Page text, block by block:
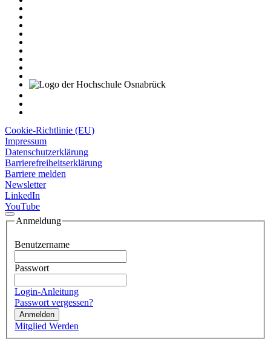
Cookie-Richtlinie (EU)
Impressum
Datenschutzerklärung
Barrierefreiheitserklärung
Barriere melden
Newsletter
LinkedIn
YouTube
Anmeldung
Benutzername
Passwort
Login-Anleitung
Passwort vergessen?
Anmelden
Mitglied Werden